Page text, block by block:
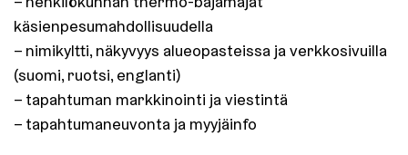
käsienpesumahdollisuudella
– nimikyltti, näkyvyys alueopasteissa ja verkkosivuilla
(suomi, ruotsi, englanti)
– tapahtuman markkinointi ja viestintä
– tapahtumaneuvonta ja myyjäinfo